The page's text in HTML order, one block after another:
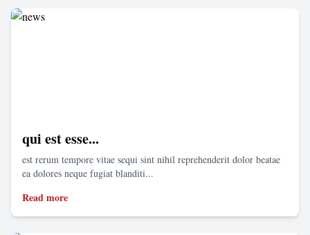
qui est esse...
est rerum tempore vitae sequi sint nihil reprehenderit dolor beatae
ea dolores neque fugiat blanditi...
Read more